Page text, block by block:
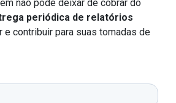
não pode deixar de cobrar do
periódica de relatórios
e contribuir para suas tomadas de